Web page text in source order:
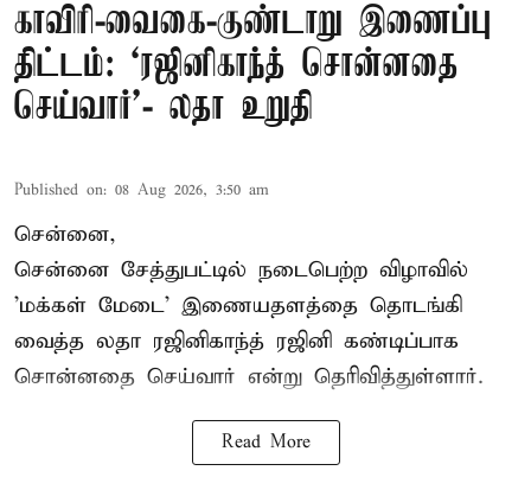
காவிரி-வைகை-குண்டாறு இணைப்பு
திட்டம்: ‘ரஜினிகாந்த் சொன்னதை
செய்வார்’- லதா உறுதி
Published on: 08 Aug 2026, 3:50 am
சென்னை,
சென்னை சேத்துபட்டில் நடைபெற்ற விழாவில்
'மக்கள் மேடை' இணையதளத்தை தொடங்கி
வைத்த லதா ரஜினிகாந்த் ரஜினி கண்டிப்பாக
சொன்னதை செய்வார் என்று தெரிவித்துள்ளார்.
Read More